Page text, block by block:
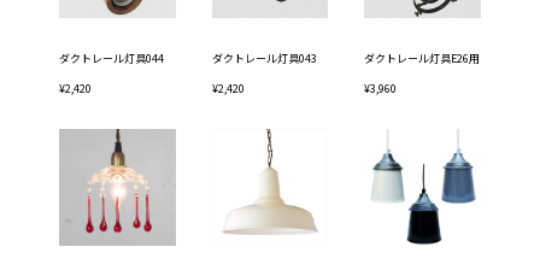
ダクトレール灯具044
¥2,420
ダクトレール灯具043
¥2,420
ダクトレール灯具E26用
¥3,960